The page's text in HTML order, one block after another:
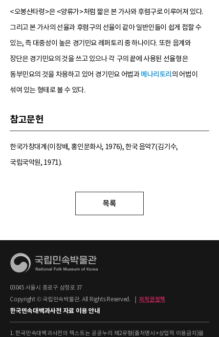
<오봉산타령>은 <양류가>처럼 짧은 본 가사와 후렴구로 이루어져 있다.
그리고 본 가사의 선율과 후렴구의 선율이 같아 일반인들이 쉽게 접할 수
있는, 즉 대중성이 높은 경기민요 레퍼토리 중 하나이다. 또한 음계와
장단은 경기민요의 것을 쓰고 있으나 각 구의 끝에 사용된 선율형은
동부민요의 것을 차용하고 있어 경기민요 어법과메나리토리 의 어법이
섞여 있는 형태로 볼 수 있다.
참고문헌
한국가창대계(이창배, 홍인문화사, 1976), 한국 음악7(김기수,
국립국악원, 1971).
목록
03045 서울시 종로구 삼청로 37
Copyright © 국립민속박물관. All Rights Reserved.
저작권정책
한국민속대백과사전 자료 이용 안내
1. 한국민속대백과사전의 텍스트는 공공누리 제2유형(출처명시+상업적 이용금지)을